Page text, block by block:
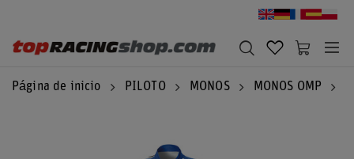
Página de inicio PILOTO MONOS MONOS OMP